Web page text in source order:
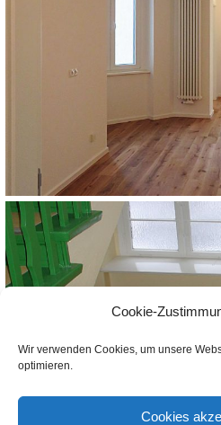
Cookie-
Wir verwenden Cookies, um unsere
optimieren.
Cookies